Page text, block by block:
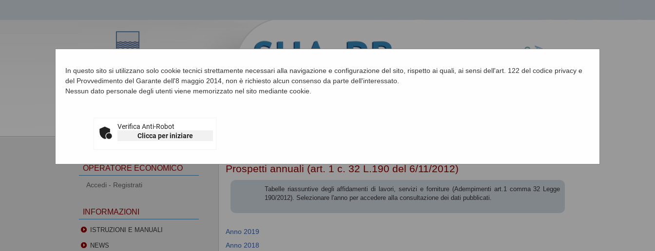
In questo sito si utilizzano solo cookie tecnici strettamente necessari alla navigazione e configurazione del sito, rispetto ai quali, ai sensi dell'art. 122 del codice privacy e
del Provvedimento del Garante dell'8 maggio 2014, non è richiesto alcun consenso da parte dell'interessato.
Nessun dato personale degli utenti viene memorizzato nel sito mediante cookie.
Verifica Anti-Robot
Clicca per iniziare
Prospetti annuali (art. 1 c. 32 L.190 del 6/11/2012)
Tabelle riassuntive degli affidamenti di lavori, servizi e forniture (Adempimenti art.1 comma 32 Legge
190/2012). Selezionare l'anno per accedere alla consultazione dei dati pubblicati.
Anno 2019
Anno 2018
OPERATORE ECONOMICO
Accedi - Registrati
INFORMAZIONI
ISTRUZIONI E MANUALI
NEWS